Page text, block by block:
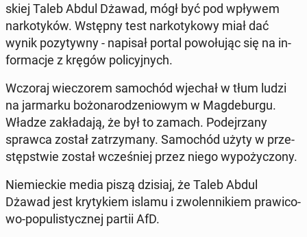
skiej Taleb Abdul Dżawad, mógł być pod wpływem
nar­ko­ty­ków. Wstępny test nar­ko­ty­ko­wy miał dać
wynik po­zy­tyw­ny - napisał portal po­wo­łu­jąc się na in­
for­ma­cje z kręgów po­li­cyj­nych.
Wczoraj wie­czo­rem sa­mo­chód wjechał w tłum ludzi
na jar­mar­ku bo­żo­na­ro­dze­nio­wym w Mag­de­bur­gu.
Władze za­kła­da­ją, że był to zamach. Po­dej­rza­ny
sprawca został za­trzy­ma­ny. Sa­mo­chód użyty w prze­
stęp­stwie został wcze­śniej przez niego wy­po­ży­czo­ny.
Nie­miec­kie media piszą dzisiaj, że Taleb Abdul
Dżawad jest kry­ty­kiem islamu i zwo­len­ni­kiem pra­wi­co­
wo-po­pu­li­stycz­nej partii AfD.